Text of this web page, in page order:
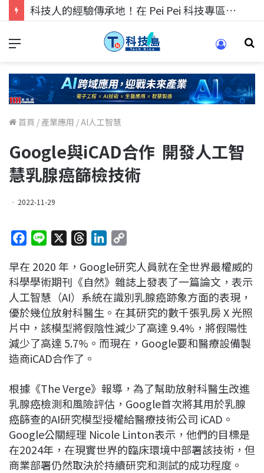
科技人的經驗傳承地！在 Pei Pei 科技專區，與學弟妹交流最硬核的技術
首頁 / 產業應用 /AI人工智慧
Google與iCAD合作 開發人工智
慧乳腺癌篩檢技術
2022-11-29
c
e
b
o
o
k
n
e
r
e
a
d
s
n
k
e
d
I
n
p
y
L
i
n
k
早在 2020 年，Google研究人員就在全世界最權威的
科學學術期刊《自然》雜誌上發表了一篇論文，表示
人工智慧（AI）系統在識別乳腺癌跡象方面的表現，
優於幾位放射科醫生。在其研究的數千張乳房 X 光照
片中，該模型將假陰性減少了高達 9.4%，將假陽性
減少了高達 5.7%。而現在，Google要和醫療設備製
造商iCAD合作了。
根據《The Verge》報導，為了幫助放射科醫生改進
乳腺癌檢測和風險評估，Google首次將其用於乳腺
癌篩查的AI研究模型授權給醫療技術公司 iCAD。
Google公關經理 Nicole Linton表示，他們的目標是
在2024年，在現實世界的臨床環境中部署該技術，但
商業部署仍然取決於持續研究和測試的成功程度。